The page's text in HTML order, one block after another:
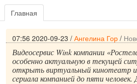
Главная
07:56 2020-09-23 / Ангелина Гор /
Видеосервис Wink компании
особенно актуальную в текущей
открыть виртуальный кинотеатр
сериала компанией до пяти